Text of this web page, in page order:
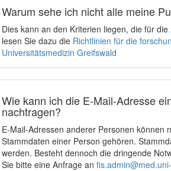
Warum sehe ich nicht alle meine
Dies kann an den Kriterien liegen, die für
lesen Sie dazu die Richtlinien für die
Universitätsmedizin Greifswald
Wie kann ich die E-Mail-Adresse
nachtragen?
E-Mail-Adressen anderer Personen können
Stammdaten einer Person gehören.
werden. Besteht dennoch die dringende
Sie bitte eine Anfrage an